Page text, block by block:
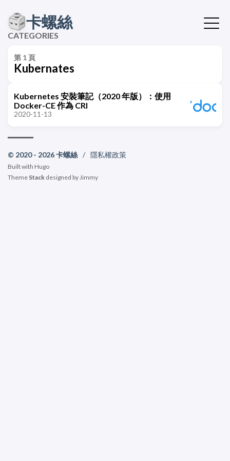
卡螺絲
CATEGORIES
第 1 頁
Kubernates
Kubernetes 安裝筆記（2020 年版）：使用
Docker-CE 作為 CRI
2020-11-13
© 2020 - 2026 卡螺絲 / 隱私權政策
Built with Hugo
Theme Stack designed byJimmy